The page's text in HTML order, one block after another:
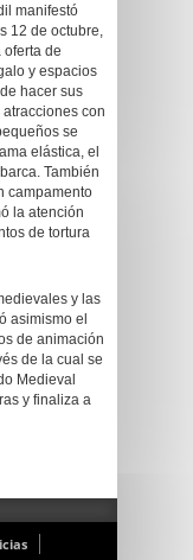
manifestó
12 de octubre,
de
y espacios
hacer sus
con
se
elástica, el
También
campamento
la atención
de tortura
y las
asimismo el
de animación
de la cual se
Medieval
y finaliza a